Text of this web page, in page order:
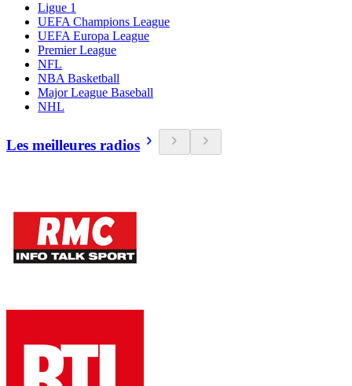
Ligue 1
UEFA Champions League
UEFA Europa League
Premier League
NFL
NBA Basketball
Major League Baseball
NHL
Les meilleures radios